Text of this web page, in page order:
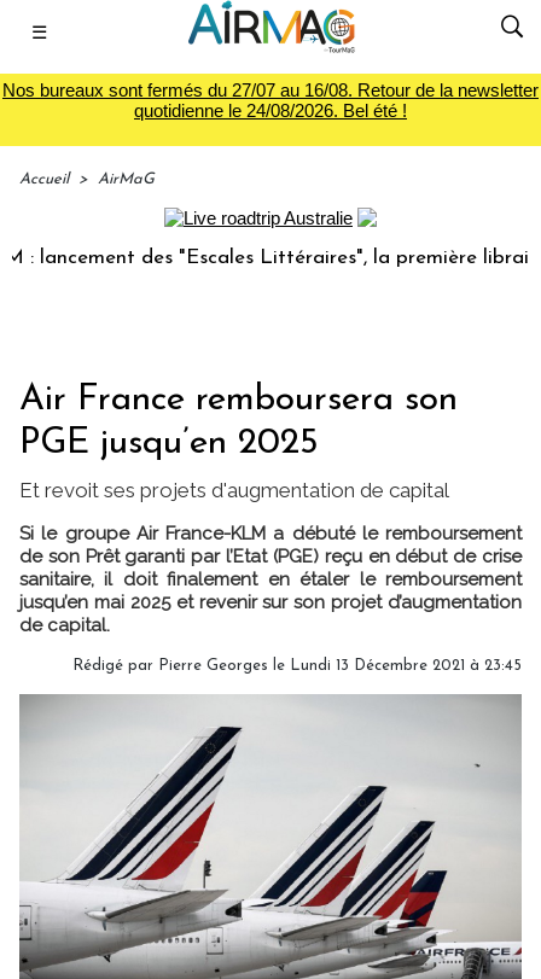
☰
Nos bureaux sont fermés du 27/07 au 16/08. Retour de la newsletter
quotidienne le 24/08/2026. Bel été !
Accueil > AirMaG
des "Escales Littéraires", la première librairie du
Air France remboursera son
PGE jusqu’en 2025
Et revoit ses projets d'augmentation de capital
Si le groupe Air France-KLM a débuté le remboursement
de son Prêt garanti par l’Etat (PGE) reçu en début de crise
sanitaire, il doit finalement en étaler le remboursement
jusqu’en mai 2025 et revenir sur son projet d’augmentation
de capital.
Rédigé par Pierre Georges le Lundi 13 Décembre 2021 à 23:45